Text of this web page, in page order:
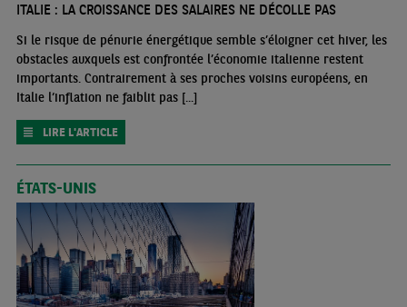
ITALIE : LA CROISSANCE DES SALAIRES NE DÉCOLLE PAS
Si le risque de pénurie énergétique semble s’éloigner cet hiver, les
obstacles auxquels est confrontée l’économie italienne restent
importants. Contrairement à ses proches voisins européens, en
Italie l‘inflation ne faiblit pas [...]
LIRE L'ARTICLE
ÉTATS-UNIS